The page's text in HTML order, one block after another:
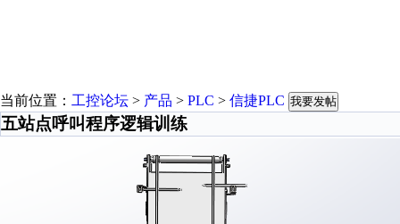
当前位置： 工控论坛 > 产品 > PLC > 信捷PLC 我要发帖
五站点呼叫程序逻辑训练